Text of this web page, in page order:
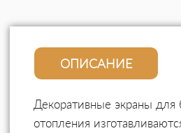
ОПИСАНИЕ
Декоративные экраны для
отопления